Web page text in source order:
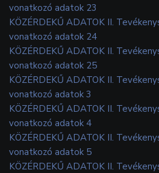
vonatkozó adatok 23
KÖZÉRDEKŰ ADATOK II.
vonatkozó adatok 24
KÖZÉRDEKŰ ADATOK II.
vonatkozó adatok 25
KÖZÉRDEKŰ ADATOK II.
vonatkozó adatok 3
KÖZÉRDEKŰ ADATOK II.
vonatkozó adatok 4
KÖZÉRDEKŰ ADATOK II.
vonatkozó adatok 5
KÖZÉRDEKŰ ADATOK II.